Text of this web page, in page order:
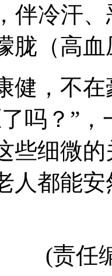
伴冷汗
胧（高
健，不
吗？”
细微的
人都能
(责任